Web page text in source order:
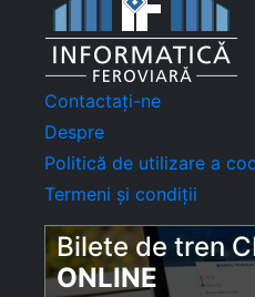
Contactați-ne
Despre
Politică de utilizare a
Termeni și condiții
Bilete de tren
ONLINE